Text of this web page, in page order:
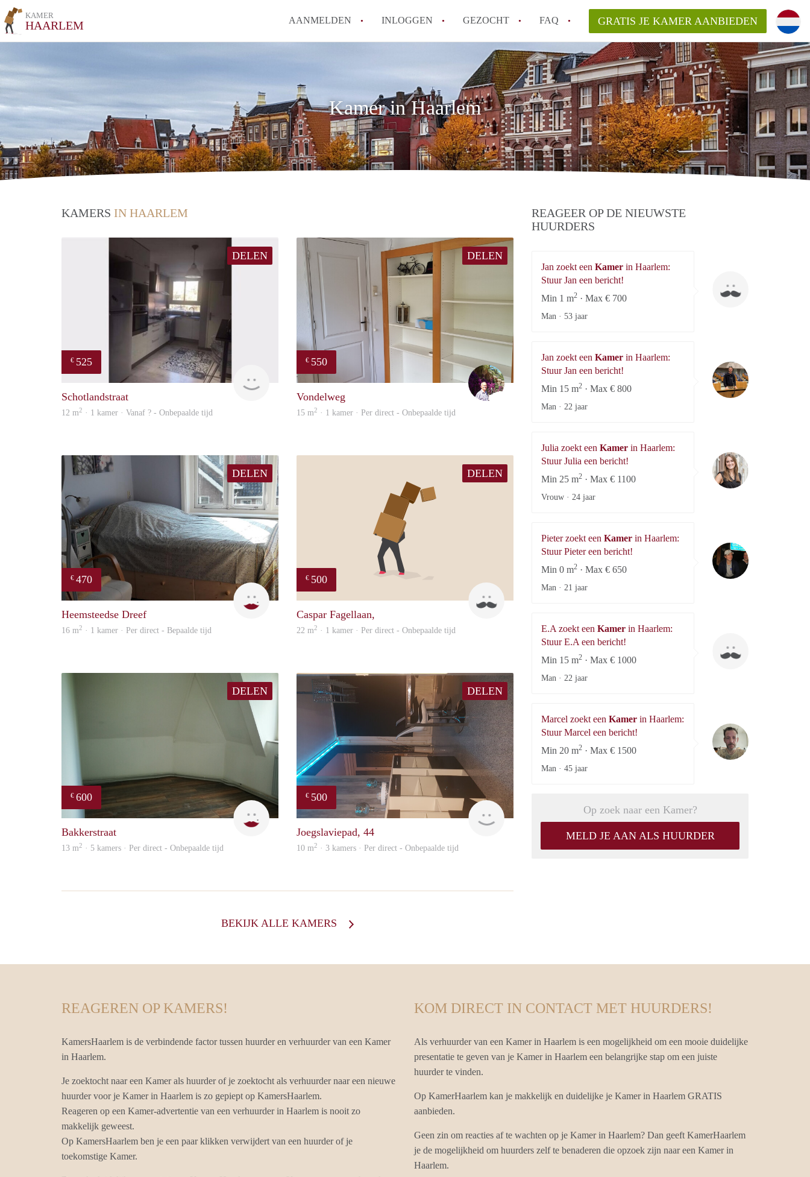
KAMER
HAARLEM AANMELDEN INLOGGEN GEZOCHT FAQ
How to translate KamerHaarlem!
Wat is KamerHaarlem?
Wat is de privacyverklaring van KamerHaarlem?
Berekent KamerHaarlem makelaarsvergoeding/bemiddelingsvergoeding?
Is KamerHaarlem verantwoordelijk voor de aangeboden Kamer / Kamers in
Haarlem?
Alle veelgestelde vragen
GRATIS JE KAMER AANBIEDEN
Kamer in Haarlem
KAMERS IN HAARLEM
DELEN
€ 525
Schotlandstraat
12 m2 · 1 kamer · Vanaf ? - Onbepaalde tijd
DELEN
€ 550
edward
Vondelweg
15 m2 · 1 kamer · Per direct - Onbepaalde tijd
DELEN
€ 470
Barbara
Heemsteedse Dreef
16 m2 · 1 kamer · Per direct - Bepaalde tijd
DELEN
€ 500
Robert & Lilian
Caspar Fagellaan,
22 m2 · 1 kamer · Per direct - Onbepaalde tijd
DELEN
€ 600
Yanlingpoon
Bakkerstraat
13 m2 · 5 kamers · Per direct - Onbepaalde tijd
DELEN
€ 500
Samira
Joegslaviepad, 44
10 m2 · 3 kamers · Per direct - Onbepaalde tijd
BEKIJK ALLE KAMERS
REAGEER OP DE NIEUWSTE
HUURDERS
Jan zoekt een Kamer in Haarlem:
Stuur Jan een bericht!
Min 1 m2 · Max € 700
Man · 53 jaar
Jan zoekt een Kamer in Haarlem:
Stuur Jan een bericht!
Min 15 m2 · Max € 800
Man · 22 jaar
Julia zoekt een Kamer in Haarlem:
Stuur Julia een bericht!
Min 25 m2 · Max € 1100
Vrouw · 24 jaar
Pieter zoekt een Kamer in Haarlem:
Stuur Pieter een bericht!
Min 0 m2 · Max € 650
Man · 21 jaar
E.A zoekt een Kamer in Haarlem:
Stuur E.A een bericht!
Min 15 m2 · Max € 1000
Man · 22 jaar
Marcel zoekt een Kamer in Haarlem:
Stuur Marcel een bericht!
Min 20 m2 · Max € 1500
Man · 45 jaar
Op zoek naar een Kamer?
MELD JE AAN ALS HUURDER
REAGEREN OP KAMERS!
KamersHaarlem is de verbindende factor tussen huurder en verhuurder van een Kamer
in Haarlem.
Je zoektocht naar een Kamer als huurder of je zoektocht als verhuurder naar een nieuwe
huurder voor je Kamer in Haarlem is zo gepiept op KamersHaarlem.
Reageren op een Kamer-advertentie van een verhuurder in Haarlem is nooit zo
makkelijk geweest.
Op KamersHaarlem ben je een paar klikken verwijdert van een huurder of je
toekomstige Kamer.
KOM DIRECT IN CONTACT MET HUURDERS!
Als verhuurder van een Kamer in Haarlem is een mogelijkheid om een mooie duidelijke
presentatie te geven van je Kamer in Haarlem een belangrijke stap om een juiste
huurder te vinden.
Op KamerHaarlem kan je makkelijk en duidelijke je Kamer in Haarlem GRATIS
aanbieden.
Geen zin om reacties af te wachten op je Kamer in Haarlem? Dan geeft KamerHaarlem
je de mogelijkheid om huurders zelf te benaderen die opzoek zijn naar een Kamer in
Haarlem.